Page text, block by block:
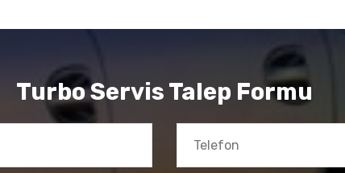
Turbo Servis Talep Formu